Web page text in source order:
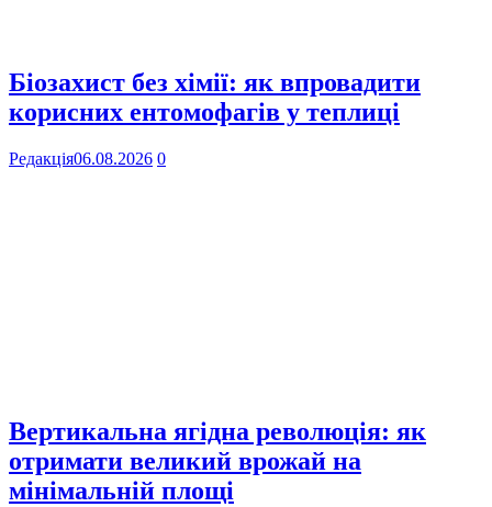
Біозахист без хімії: як впровадити
корисних ентомофагів у теплиці
Редакція06.08.2026 0
Вертикальна ягідна революція: як
отримати великий врожай на
мінімальній площі